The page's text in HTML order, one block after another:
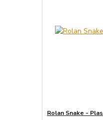
Rolan Snake -